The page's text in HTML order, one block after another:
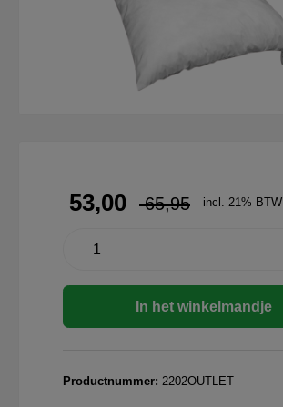
53,00 65,95 incl. 21% BTW
In het winkelmandje
Productnummer: 2202OUTLET